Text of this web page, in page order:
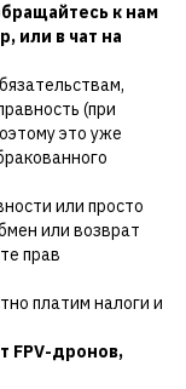
к нам
, или в чат на
(при
это уже
или просто
или возврат
прав
платим налоги и
FPV-дронов,